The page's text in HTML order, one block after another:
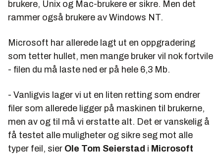
brukere, Unix og Mac-brukere er sikre. Men det
rammer også brukere av Windows NT.
Microsoft har allerede lagt ut en oppgradering
som tetter hullet, men mange bruker vil nok fortvile
- filen du må laste ned er på hele 6,3 Mb.
- Vanligvis lager vi ut en liten retting som endrer
filer som allerede ligger på maskinen til brukerne,
men av og til må vi erstatte alt. Det er vanskelig å
få testet alle muligheter og sikre seg mot alle
typer feil, sier Ole Tom Seierstad i Microsoft